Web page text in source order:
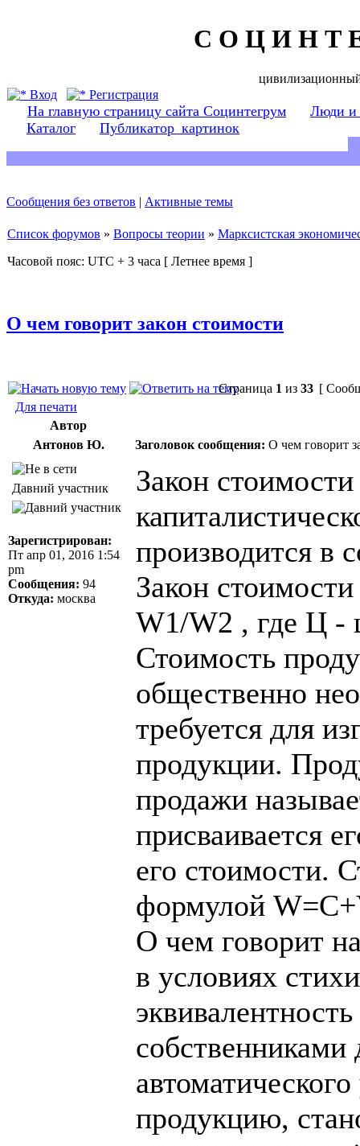
С О Ц И Н Т
Вход
Регистрация
На главную страницу сайта Социнтегрум
Люди и
Каталог
Публикатор_картинок
Сообщения без ответов | Активные темы
Список форумов » Вопросы теории » Марксистская
Часовой пояс: UTC + 3 часа [ Летнее время ]
О чем говорит закон стоимости
Страница 1 из 33 [
Для печати
Автор
Антонов Ю.
Заголовок сообщения: О чем говорит
Давний участник
Зарегистрирован:
Пт апр 01, 2016 1:54
pm
Сообщения: 94
Откуда: москва
Закон
производится в
Закон
W1/W2 , где Ц -
Стоимость
общественно
требуется для
продукции.
продажи
присваивается
его стоимости.
формулой
О чем говорит
в условиях
собственниками
продукцию,